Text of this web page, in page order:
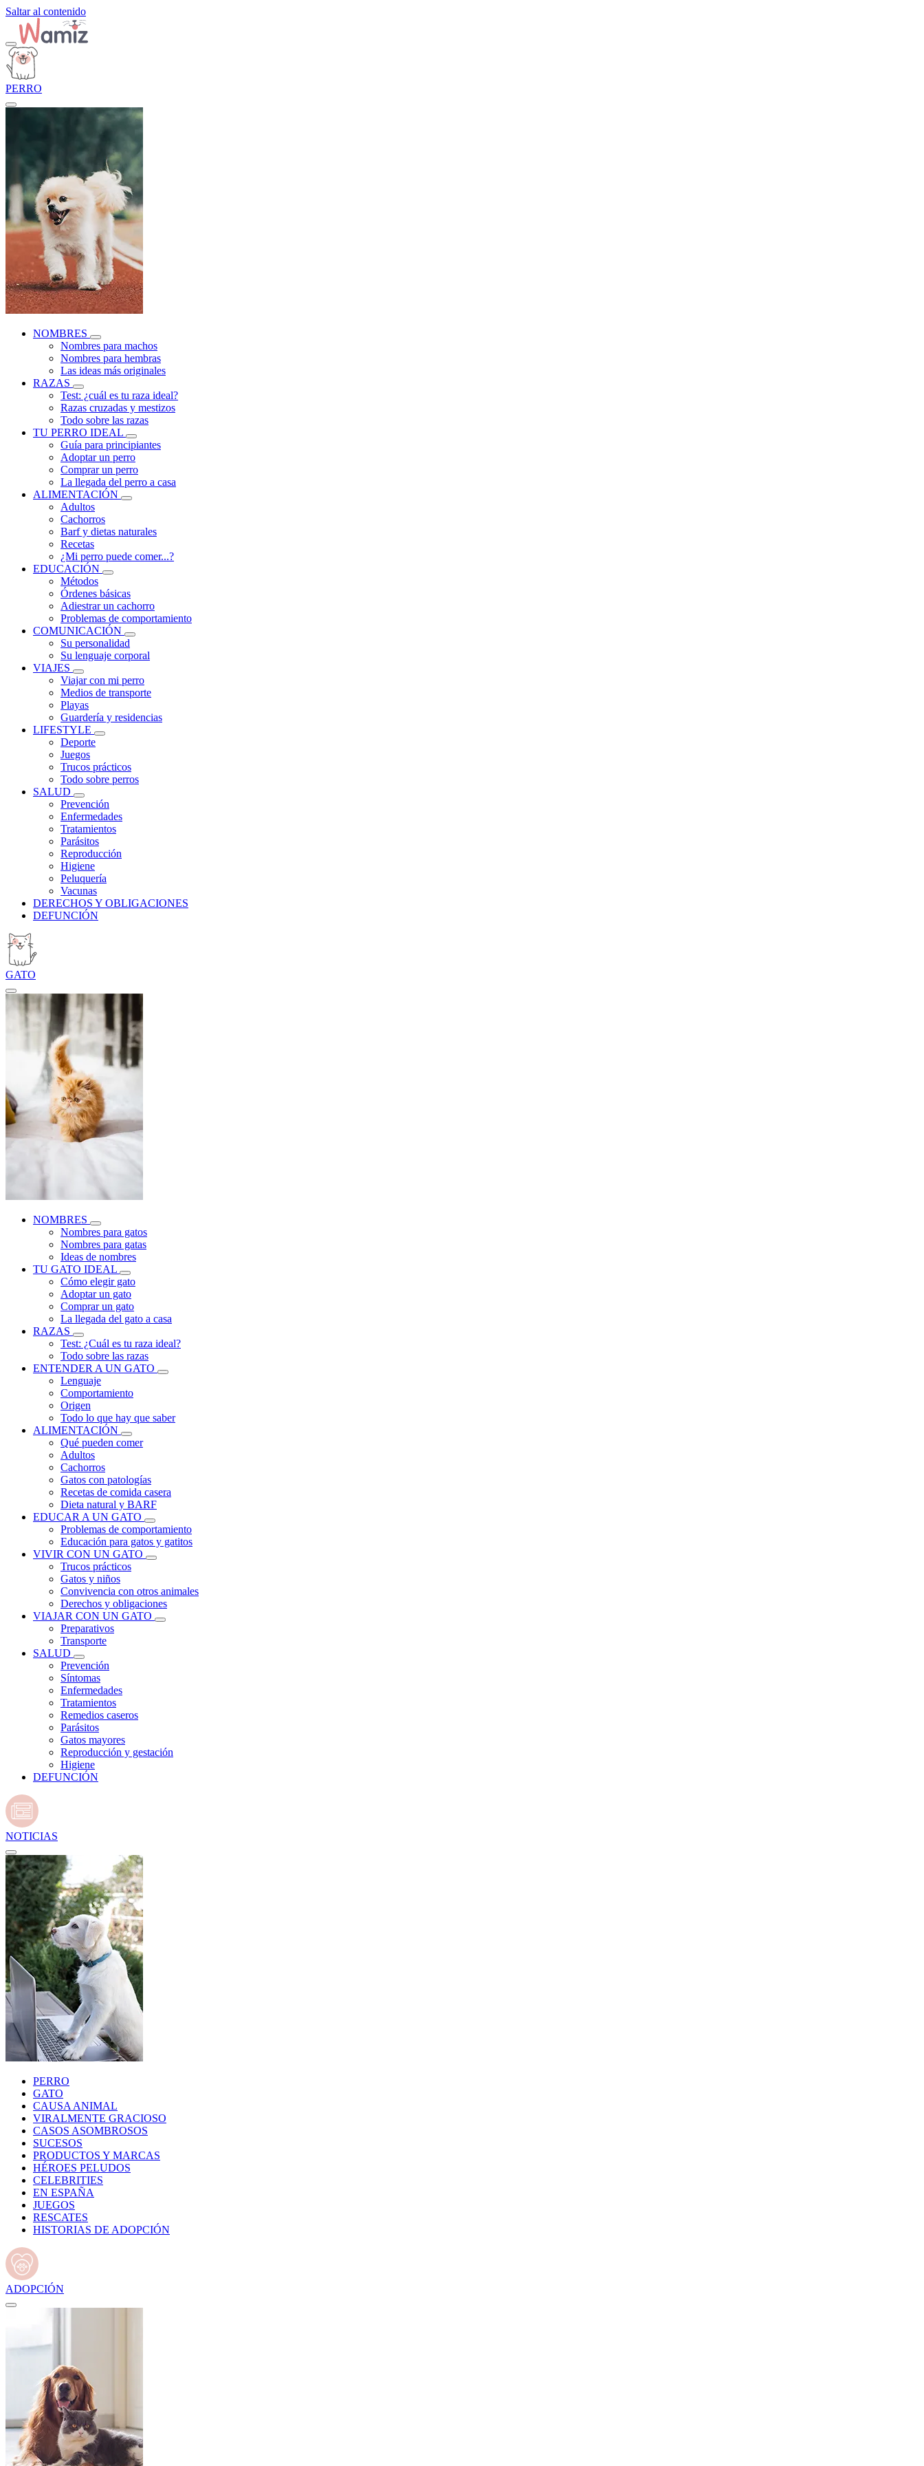
Saltar al contenido
PERRO
NOMBRES
Nombres para machos
Nombres para hembras
Las ideas más originales
RAZAS
Test: ¿cuál es tu raza ideal?
Razas cruzadas y mestizos
Todo sobre las razas
TU PERRO IDEAL
Guía para principiantes
Adoptar un perro
Comprar un perro
La llegada del perro a casa
ALIMENTACIÓN
Adultos
Cachorros
Barf y dietas naturales
Recetas
¿Mi perro puede comer...?
EDUCACIÓN
Métodos
Órdenes básicas
Adiestrar un cachorro
Problemas de comportamiento
COMUNICACIÓN
Su personalidad
Su lenguaje corporal
VIAJES
Viajar con mi perro
Medios de transporte
Playas
Guardería y residencias
LIFESTYLE
Deporte
Juegos
Trucos prácticos
Todo sobre perros
SALUD
Prevención
Enfermedades
Tratamientos
Parásitos
Reproducción
Higiene
Peluquería
Vacunas
DERECHOS Y OBLIGACIONES
DEFUNCIÓN
GATO
NOMBRES
Nombres para gatos
Nombres para gatas
Ideas de nombres
TU GATO IDEAL
Cómo elegir gato
Adoptar un gato
Comprar un gato
La llegada del gato a casa
RAZAS
Test: ¿Cuál es tu raza ideal?
Todo sobre las razas
ENTENDER A UN GATO
Lenguaje
Comportamiento
Origen
Todo lo que hay que saber
ALIMENTACIÓN
Qué pueden comer
Adultos
Cachorros
Gatos con patologías
Recetas de comida casera
Dieta natural y BARF
EDUCAR A UN GATO
Problemas de comportamiento
Educación para gatos y gatitos
VIVIR CON UN GATO
Trucos prácticos
Gatos y niños
Convivencia con otros animales
Derechos y obligaciones
VIAJAR CON UN GATO
Preparativos
Transporte
SALUD
Prevención
Síntomas
Enfermedades
Tratamientos
Remedios caseros
Parásitos
Gatos mayores
Reproducción y gestación
Higiene
DEFUNCIÓN
NOTICIAS
PERRO
GATO
CAUSA ANIMAL
VIRALMENTE GRACIOSO
CASOS ASOMBROSOS
SUCESOS
PRODUCTOS Y MARCAS
HÉROES PELUDOS
CELEBRITIES
EN ESPAÑA
JUEGOS
RESCATES
HISTORIAS DE ADOPCIÓN
ADOPCIÓN